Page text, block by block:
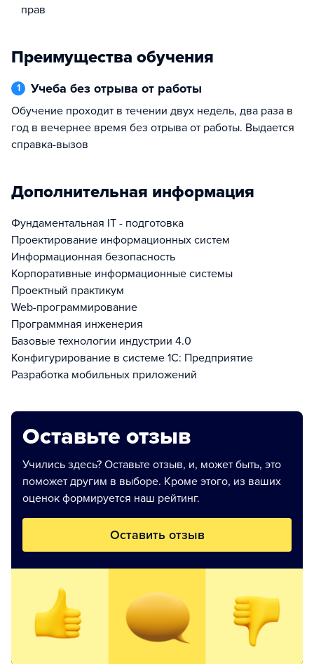
прав
Преимущества обучения
1 учеба без отрыва от работы
Обучение проходит в течении двух недель, два раза в
год в вечернее время без отрыва от работы. Выдается
справка-вызов
Дополнительная информация
Фундаментальная IT - подготовка
Проектирование информационных систем
Информационная безопасность
Корпоративные информационные системы
Проектный практикум
Web-программирование
Программная инженерия
Базовые технологии индустрии 4.0
Конфигурирование в системе 1С: Предприятие
Разработка мобильных приложений
Оставьте отзыв
Учились здесь? Оставьте отзыв, и, может быть, это
поможет другим в выборе. Кроме этого, из ваших
оценок формируется наш рейтинг.
Оставить отзыв